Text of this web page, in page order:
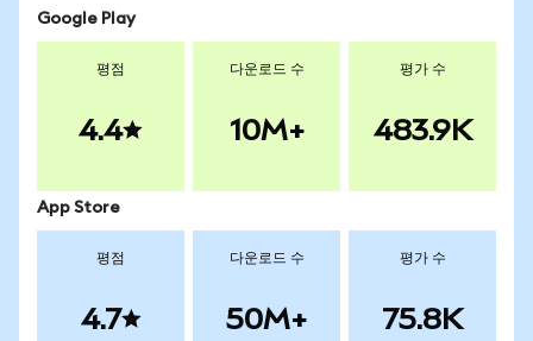
Google Play
평점
4.4
다운로드 수
10M+
평가 수
483.9K
App Store
평점
4.7
다운로드 수
50M+
평가 수
75.8K